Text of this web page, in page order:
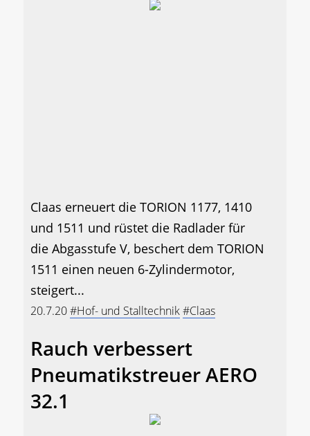
Claas erneuert die TORION 1177, 1410
und 1511 und rüstet die Radlader für
die Abgasstufe V, beschert dem TORION
1511 einen neuen 6-Zylindermotor,
steigert...
20.7.20#Hof- und Stalltechnik#Claas
Rauch verbessert
Pneumatikstreuer AERO
32.1